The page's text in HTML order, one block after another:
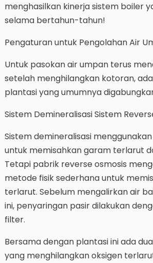
menghasilkan kinerja sistem boiler
selama bertahun-tahun!
Pengaturan untuk Pengolahan Air
Untuk pasokan air umpan terus
setelah menghilangkan kotoran,
plantasi yang umumnya
Sistem Demineralisasi Sistem
Sistem demineralisasi
untuk memisahkan garam terlarut
Tetapi pabrik reverse osmosis
metode fisik sederhana untuk
terlarut. Sebelum mengalirkan air
ini, penyaringan pasir dilakukan
filter.
Bersama dengan plantasi ini ada
yang menghilangkan oksigen